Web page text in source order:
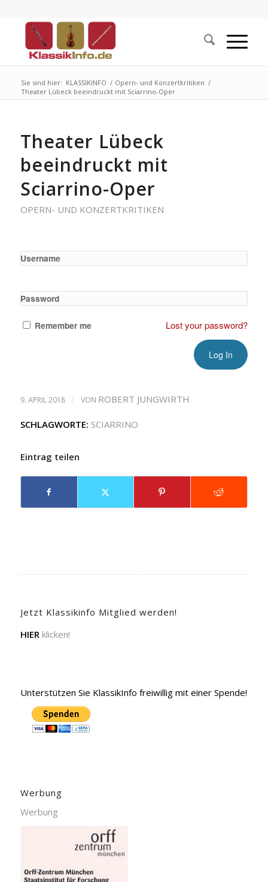
Sie sind hier: KLASSIKINFO / Opern- und Konzertkritiken /
Theater Lübeck beeindruckt mit Sciarrino-Oper
Theater Lübeck
beeindruckt mit
Sciarrino-Oper
OPERN- UND KONZERTKRITIKEN
Username
Password
Remember me Lost your password?
9. APRIL 2018 / VON ROBERT JUNGWIRTH
SCHLAGWORTE: SCIARRINO
Eintrag teilen
Jetzt Klassikinfo Mitglied werden!
HIER klicken!
Unterstützen Sie KlassikInfo freiwillig mit einer Spende!
Werbung
Werbung